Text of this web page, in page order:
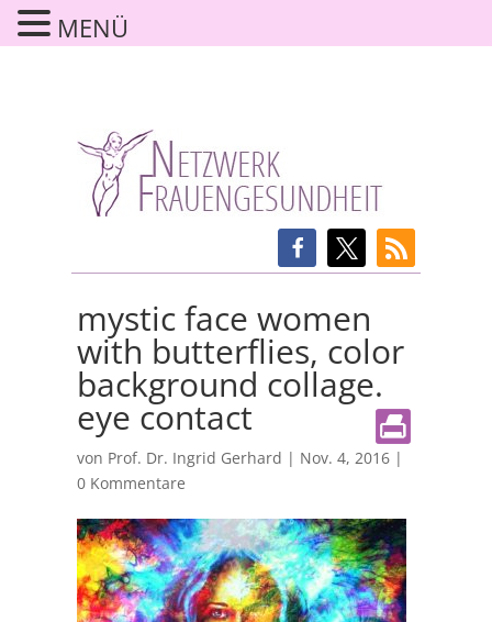
mystic face women
with butterflies, color
background collage.
eye contact
von Prof. Dr. Ingrid Gerhard | Nov. 4, 2016|
0 Kommentare
MENÜ